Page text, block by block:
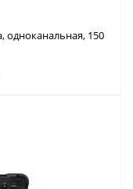
одноканальная, 150